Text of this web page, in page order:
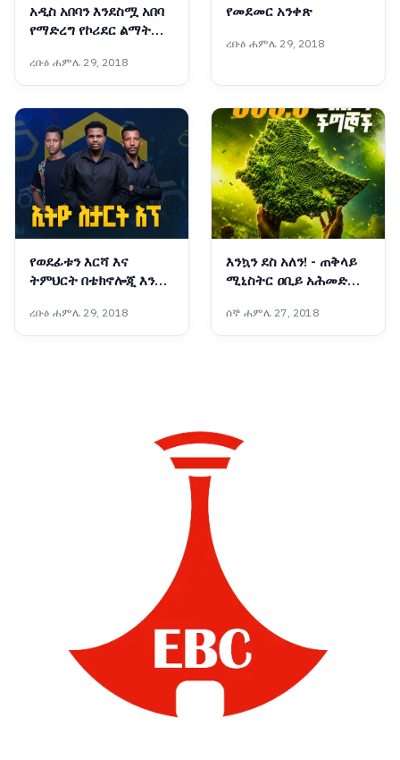
አዲስ አበባን እንደስሟ አበባ
የማድረግ የኮሪደር ልማት
ረቡዕ ሐምሌ 29, 2018
የመደመር አንቀጽ
ረቡዕ ሐምሌ 29, 2018
የወደፊቱን እርሻ እና
ትምህርት በቴክኖሎጂ እንዴት
ረቡዕ ሐምሌ 29, 2018
እንኳን ደስ አለን! - ጠቅላይ
ሚኒስትር ዐቢይ አሕመድ
ሰኞ ሐምሌ 27, 2018